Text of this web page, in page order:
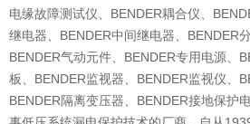
电缘故障测试仪、BENDER耦合仪、
继电器、BENDER中间继电器、BENDER
BENDER气动元件、BENDER专用电源、
板、BENDER监视器、BENDER监视仪、
BENDER隔离变压器、BENDER接地保护